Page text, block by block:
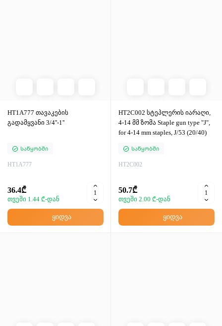
HT1A777 თავაკების
გადამყვანი 3/4''-1''
Საწყობში
HT1A777
36.4₾
თვეში 1.44 ₾-დან
ყიდვა
HT2C002 სტეპლერის იარაღი,
4-14 მმ ზომა Staple gun type "J",
for 4-14 mm staples, J/53 (20/40)
Საწყობში
HT2C002
50.7₾
თვეში 2.00 ₾-დან
ყიდვა